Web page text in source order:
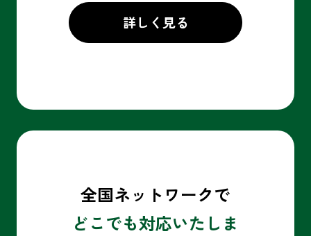
詳しく見る
全国ネットワークで
どこでも対応いたしま